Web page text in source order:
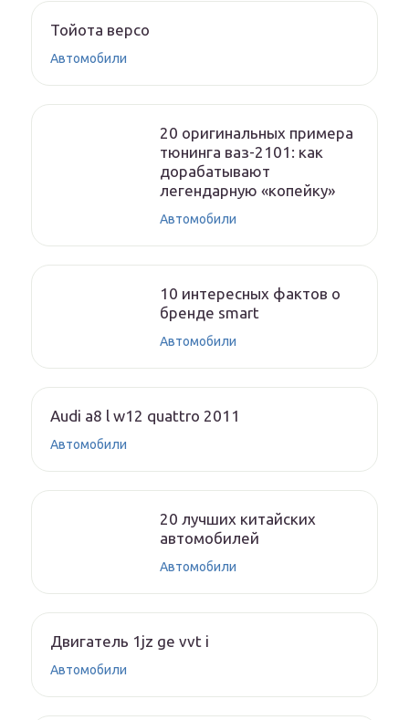
Тойота версо
Автомобили
20 оригинальных примера
тюнинга ваз-2101: как
дорабатывают
легендарную «копейку»
Автомобили
10 интересных фактов о
бренде smart
Автомобили
Audi a8 l w12 quattro 2011
Автомобили
20 лучших китайских
автомобилей
Автомобили
Двигатель 1jz ge vvt i
Автомобили